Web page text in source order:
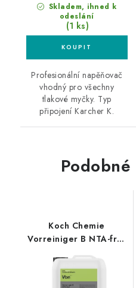
Skladem, ihned k
odeslání
(1 ks)
Profesionální napěňovač
vhodný pro všechny
tlakové myčky. Typ
připojení Karcher K.
Koch Chemie
Vorreiniger B NTA-frei
odstraňovač hmyzu